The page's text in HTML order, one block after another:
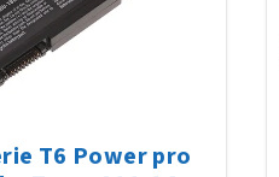
T6 Power pro